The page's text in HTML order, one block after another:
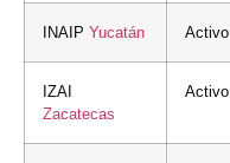
INAIP Yucatán Activo
IZAI
Zacatecas
Activo